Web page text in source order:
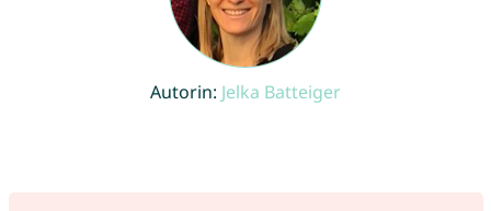
Autorin: Jelka Batteiger